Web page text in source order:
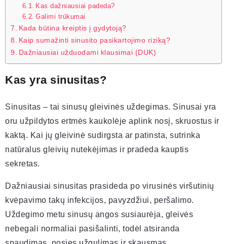
Kas dažniausiai padeda?
Galimi trūkumai
Kada būtina kreiptis į gydytoją?
Kaip sumažinti sinusito pasikartojimo riziką?
Dažniausiai užduodami klausimai (DUK)
Kas yra sinusitas?
Sinusitas – tai sinusų gleivinės uždegimas. Sinusai yra
oru užpildytos ertmės kaukolėje aplink nosį, skruostus ir
kaktą. Kai jų gleivinė sudirgsta ar patinsta, sutrinka
natūralus gleivių nutekėjimas ir pradeda kauptis
sekretas.
Dažniausiai sinusitas prasideda po virusinės viršutinių
kvėpavimo takų infekcijos, pavyzdžiui, peršalimo.
Uždegimo metu sinusų angos susiaurėja, gleivės
nebegali normaliai pasišalinti, todėl atsiranda